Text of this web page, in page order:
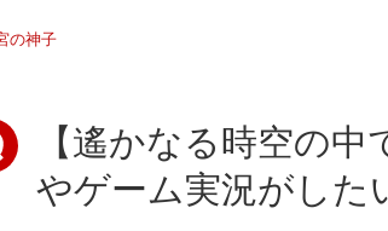
の神子
【遙かなる時空の
やゲーム実況がした